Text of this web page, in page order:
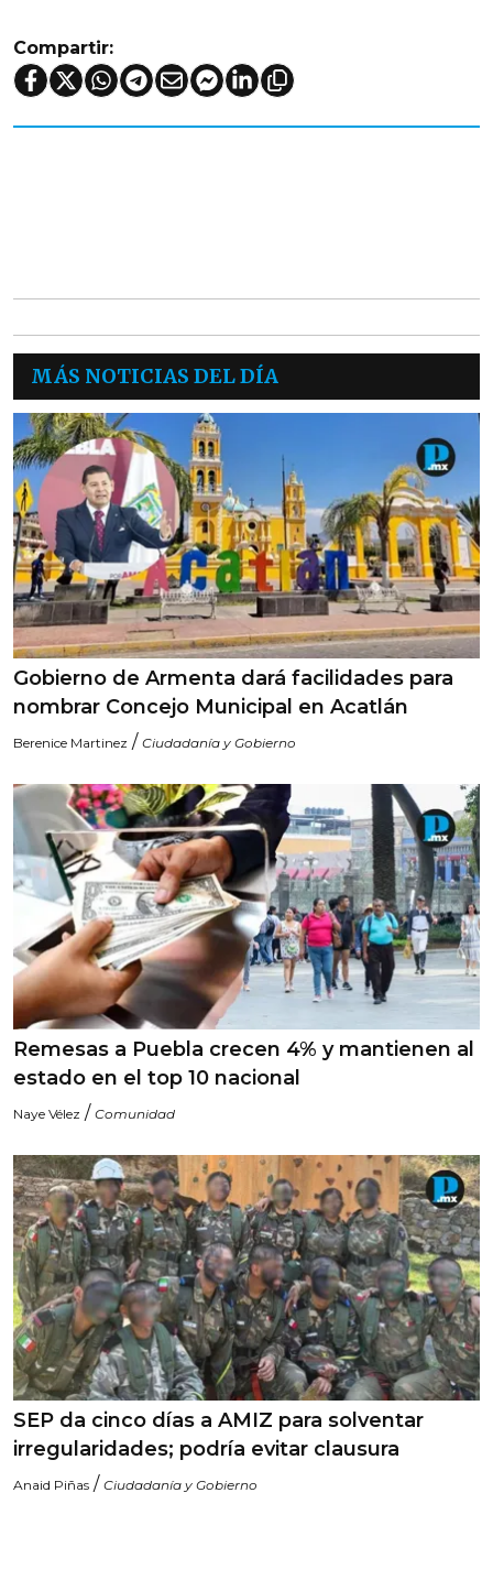
Compartir:
MÁS NOTICIAS DEL DÍA
Gobierno de Armenta dará facilidades para
nombrar Concejo Municipal en Acatlán
Berenice Martinez / Ciudadanía y Gobierno
Remesas a Puebla crecen 4% y mantienen al
estado en el top 10 nacional
Naye Vélez / Comunidad
SEP da cinco días a AMIZ para solventar
irregularidades; podría evitar clausura
Anaid Piñas / Ciudadanía y Gobierno